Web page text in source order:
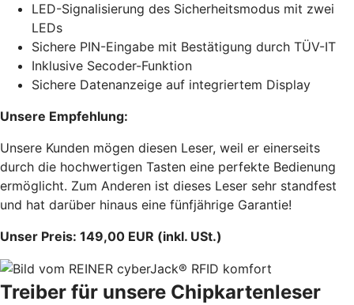
LED-Signalisierung des Sicherheitsmodus mit zwei
LEDs
Sichere PIN-Eingabe mit Bestätigung durch TÜV-IT
Inklusive Secoder-Funktion
Sichere Datenanzeige auf integriertem Display
Unsere Empfehlung:
Unsere Kunden mögen diesen Leser, weil er einerseits
durch die hochwertigen Tasten eine perfekte Bedienung
ermöglicht. Zum Anderen ist dieses Leser sehr standfest
und hat darüber hinaus eine fünfjährige Garantie!
Unser Preis: 149,00 EUR (inkl. USt.)
Treiber für unsere Chipkartenleser